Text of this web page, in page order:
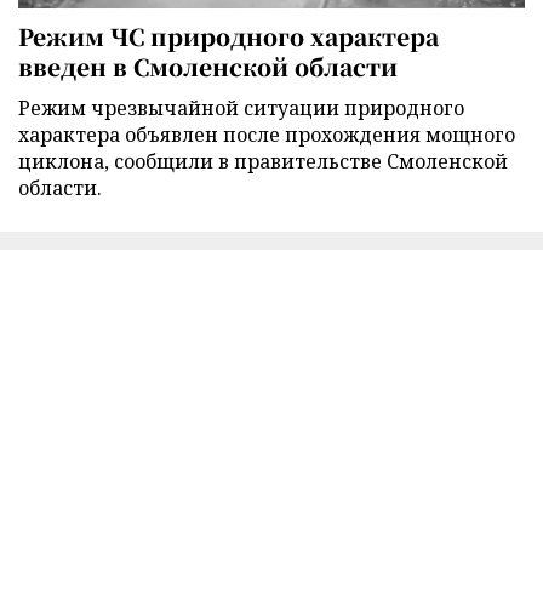
Режим ЧС природного характера
введен в Смоленской области
Режим чрезвычайной ситуации природного
характера объявлен после прохождения мощного
циклона, сообщили в правительстве Смоленской
области.